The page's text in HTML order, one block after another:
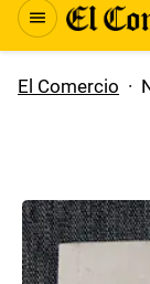
El Comercio ·